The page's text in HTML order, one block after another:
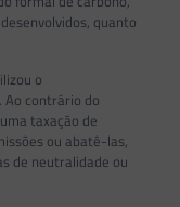
quanto
o
Ao contrário do
taxação de
ou abatê-las,
de neutralidade ou